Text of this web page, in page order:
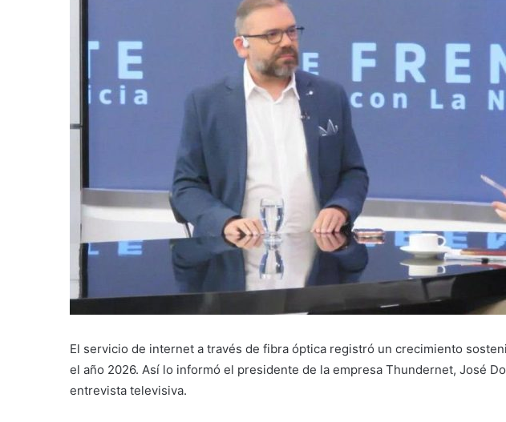
El servicio de internet a través de fibra óptica registró un crecimiento
el año 2026. Así lo informó el presidente de la empresa Thundernet, José
entrevista televisiva.